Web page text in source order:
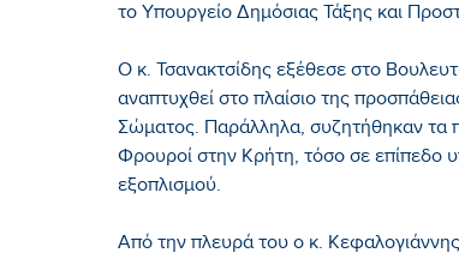
το Υπουργείο Δημόσιας Τάξης και
Ο κ. Τσανακτσίδης εξέθεσε στο
αναπτυχθεί στο πλαίσιο της
Σώματος. Παράλληλα, συζητήθηκαν τα
Φρουροί στην Κρήτη, τόσο σε επίπεδο
εξοπλισμού.
Από την πλευρά του ο κ.